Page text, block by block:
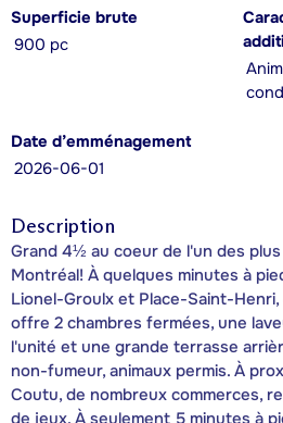
Superficie brute
900 pc
Date d’emménagement
2026-06-01
Description
Grand 4½ au coeur de l'un des
Montréal! À quelques minutes à
Lionel-Groulx et Place-Saint-
offre 2 chambres fermées, une
l'unité et une grande terrasse
non-fumeur, animaux permis. À
Coutu, de nombreux commerces,
de jeux. À seulement 5 minutes à